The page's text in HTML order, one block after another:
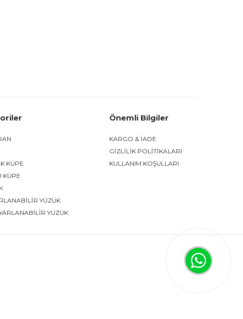
KÜPE
KÜPE
YÜZÜK
YÜZÜK
Önemli Bilgiler
KARGO & İADE
GİZLİLİK POLİTİKALARI
KULLANIM KOŞULLARI